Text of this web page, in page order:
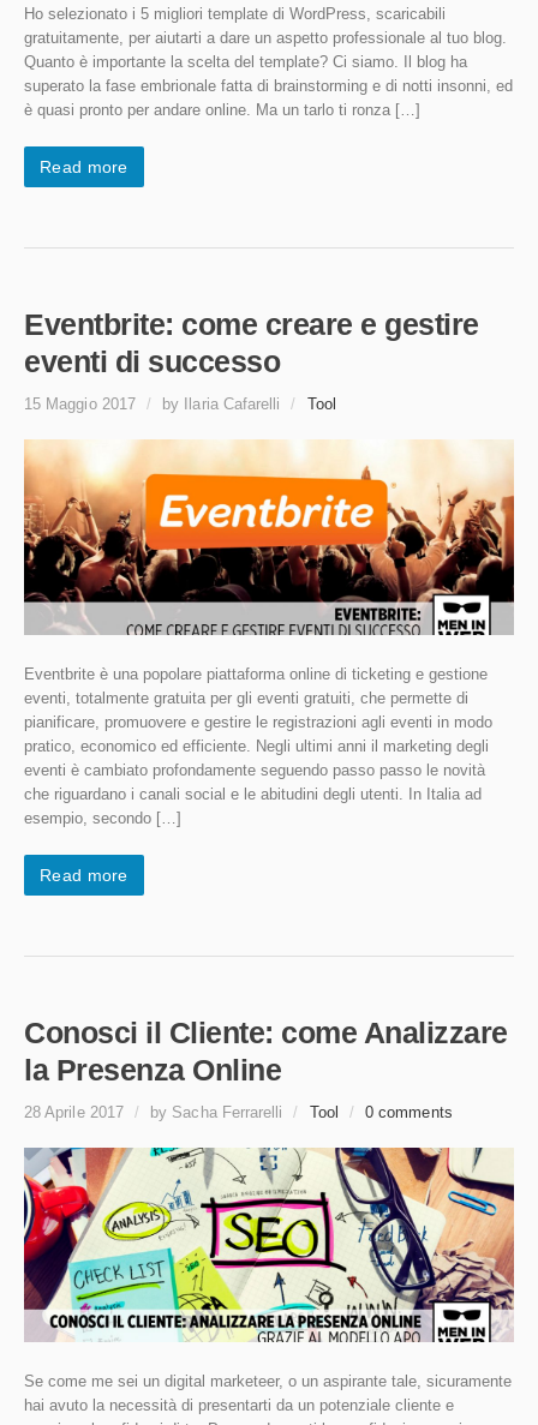
Ho selezionato i 5 migliori template di WordPress, scaricabili
gratuitamente, per aiutarti a dare un aspetto professionale al tuo blog.
Quanto è importante la scelta del template? Ci siamo. Il blog ha
superato la fase embrionale fatta di brainstorming e di notti insonni, ed
è quasi pronto per andare online. Ma un tarlo ti ronza […]
Read more
Eventbrite: come creare e gestire
eventi di successo
15 Maggio 2017 / by Ilaria Cafarelli / Tool
Eventbrite è una popolare piattaforma online di ticketing e gestione
eventi, totalmente gratuita per gli eventi gratuiti, che permette di
pianificare, promuovere e gestire le registrazioni agli eventi in modo
pratico, economico ed efficiente. Negli ultimi anni il marketing degli
eventi è cambiato profondamente seguendo passo passo le novità
che riguardano i canali social e le abitudini degli utenti. In Italia ad
esempio, secondo […]
Read more
Conosci il Cliente: come Analizzare
la Presenza Online
28 Aprile 2017 / by Sacha Ferrarelli / Tool / 0 comments
Se come me sei un digital marketeer, o un aspirante tale, sicuramente
hai avuto la necessità di presentarti da un potenziale cliente e